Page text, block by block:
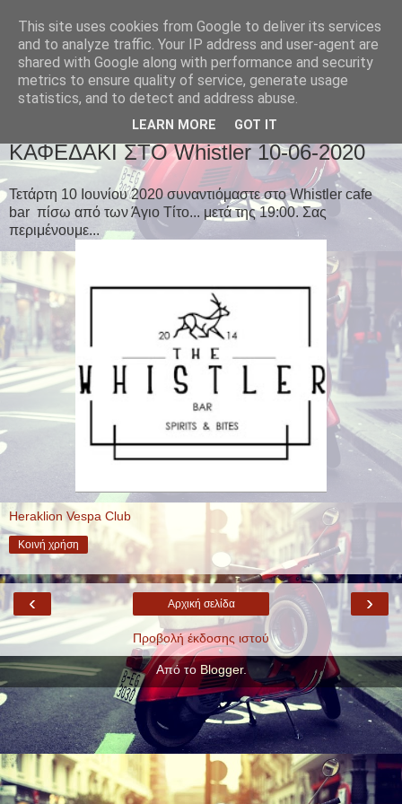
ΚΑΦΕΔΑΚΙ ΣΤΟ Whistler 10-06-2020
Τετάρτη 10 Ιουνίου 2020 συναντιόμαστε στο Whistler cafe
bar πίσω από των Άγιο Τίτο... μετά της 19:00. Σας
περιμένουμε...
Heraklion Vespa Club
Κοινή χρήση
‹ ›
Αρχική σελίδα
Προβολή έκδοσης ιστού
Από το Blogger.
This site uses cookies from Google to deliver its services
and to analyze traffic. Your IP address and user-agent are
shared with Google along with performance and security
metrics to ensure quality of service, generate usage
statistics, and to detect and address abuse.
LEARN MORE GOT IT